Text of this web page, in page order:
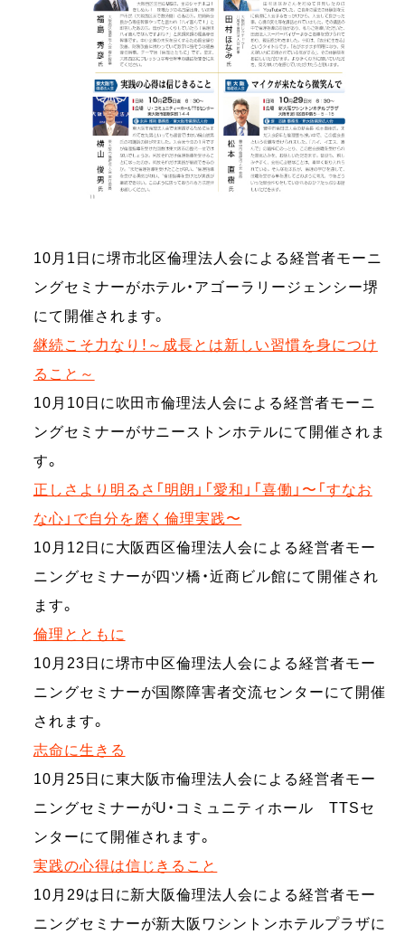
10月1日に堺市北区倫理法人会による経営者モーニ
ングセミナーがホテル・アゴーラリージェンシー堺
にて開催されます。
継続こそ力なり！～成長とは新しい習慣を身につけ
ること～
10月10日に吹田市倫理法人会による経営者モーニ
ングセミナーがサニーストンホテルにて開催されま
す。
正しさより明るさ「明朗」「愛和」「喜働」〜「すなお
な心」で自分を磨く倫理実践〜
10月12日に大阪西区倫理法人会による経営者モー
ニングセミナーが四ツ橋・近商ビル館にて開催され
ます。
倫理とともに
10月23日に堺市中区倫理法人会による経営者モー
ニングセミナーが国際障害者交流センターにて開催
されます。
志命に生きる
10月25日に東大阪市倫理法人会による経営者モー
ニングセミナーがU・コミュニティホール TTSセ
ンターにて開催されます。
実践の心得は信じきること
10月29は日に新大阪倫理法人会による経営者モー
ニングセミナーが新大阪ワシントンホテルプラザに